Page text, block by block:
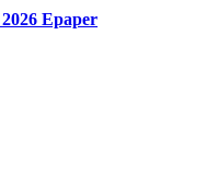
Epaper